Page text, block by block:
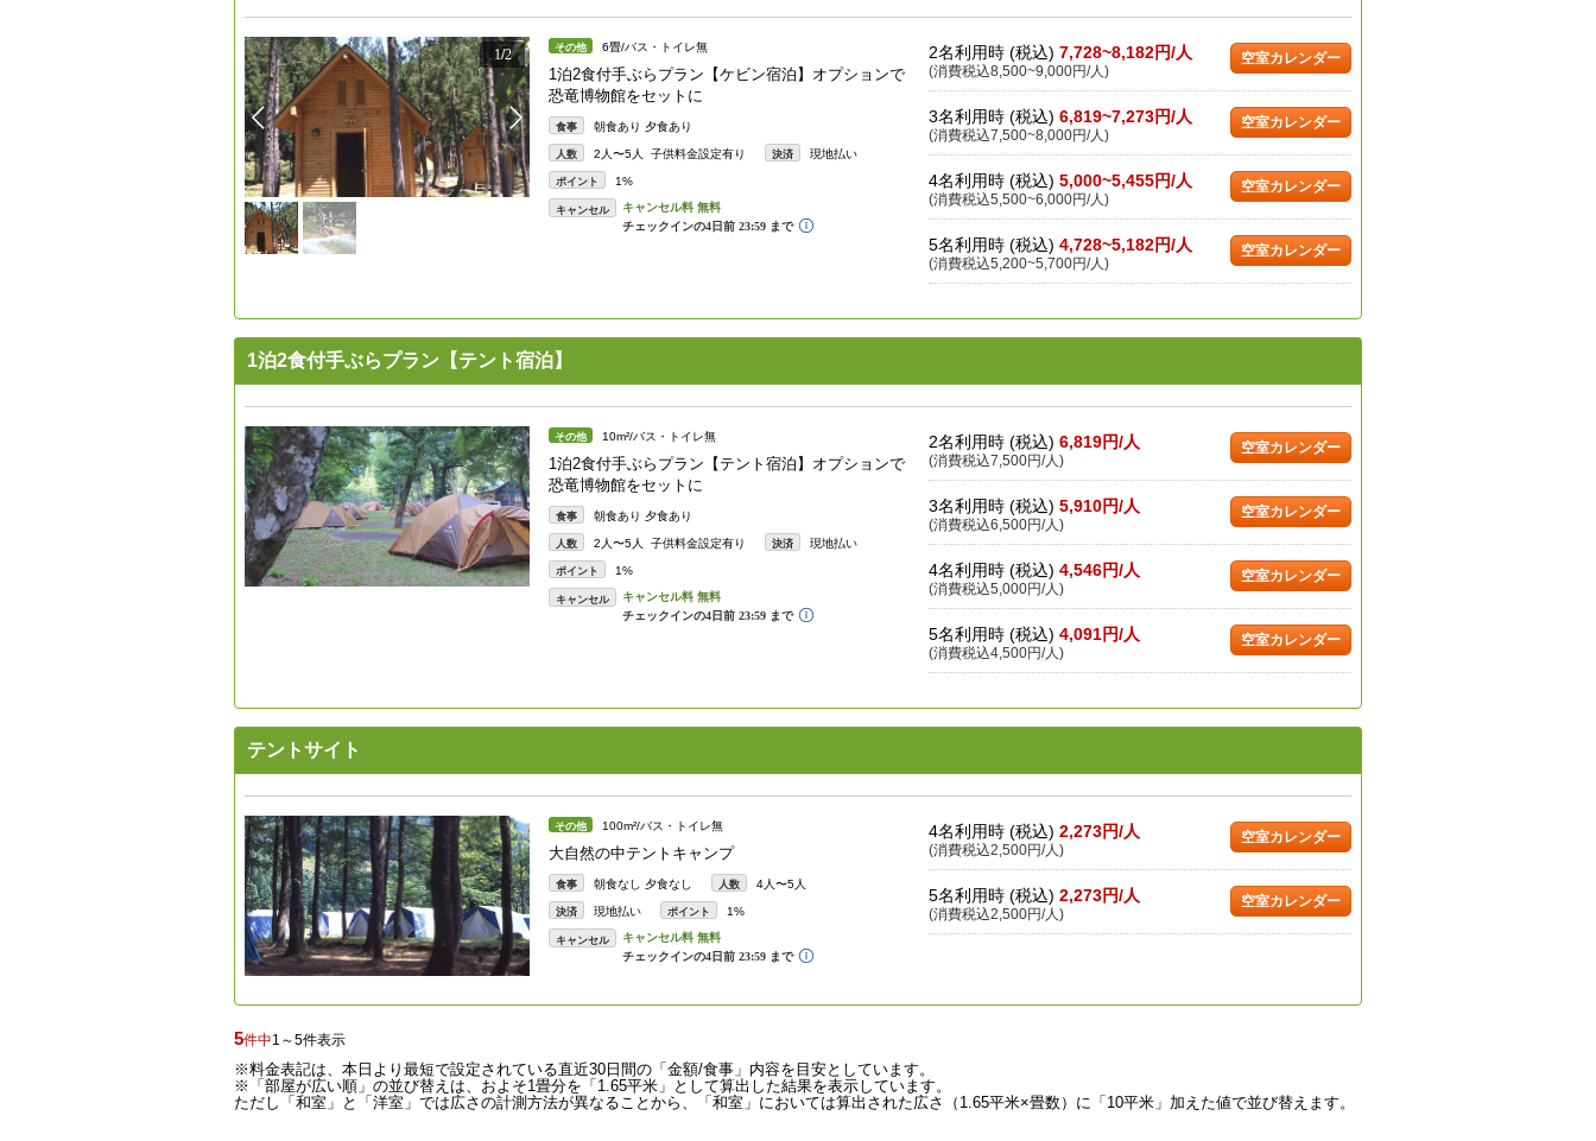
1/2 その他 6畳/バス・トイレ無
1泊2食付手ぶらプラン【ケビン宿泊】オプションで
恐竜博物館をセットに
食事 朝食あり 夕食あり
人数 2人〜5人 子供料金設定有り 決済 現地払い
ポイント 1%
キャンセル
2名利用時 (税込) 7,728~8,182円/人
(消費税込8,500~9,000円/人)
空室カレンダー
3名利用時 (税込) 6,819~7,273円/人
(消費税込7,500~8,000円/人)
空室カレンダー
4名利用時 (税込) 5,000~5,455円/人
(消費税込5,500~6,000円/人)
空室カレンダー
5名利用時 (税込) 4,728~5,182円/人
(消費税込5,200~5,700円/人)
空室カレンダー
1泊2食付手ぶらプラン【テント宿泊】
その他 10m²/バス・トイレ無
1泊2食付手ぶらプラン【テント宿泊】オプションで
恐竜博物館をセットに
食事 朝食あり 夕食あり
人数 2人〜5人 子供料金設定有り 決済 現地払い
ポイント 1%
キャンセル
2名利用時 (税込) 6,819円/人
(消費税込7,500円/人)
空室カレンダー
3名利用時 (税込) 5,910円/人
(消費税込6,500円/人)
空室カレンダー
4名利用時 (税込) 4,546円/人
(消費税込5,000円/人)
空室カレンダー
5名利用時 (税込) 4,091円/人
(消費税込4,500円/人)
空室カレンダー
テントサイト
その他 100m²/バス・トイレ無
大自然の中テントキャンプ
食事 朝食なし 夕食なし 人数 4人〜5人
決済 現地払い ポイント 1%
キャンセル
4名利用時 (税込) 2,273円/人
(消費税込2,500円/人)
空室カレンダー
5名利用時 (税込) 2,273円/人
(消費税込2,500円/人)
空室カレンダー
5件中1～5件表示
※料金表記は、本日より最短で設定されている直近30日間の「金額/食事」内容を目安としています。
※「部屋が広い順」の並び替えは、およそ1畳分を「1.65平米」として算出した結果を表示しています。
ただし「和室」と「洋室」では広さの計測方法が異なることから、「和室」においては算出された広さ（1.65平米×畳数）に「10平米」加えた値で並び替えます。